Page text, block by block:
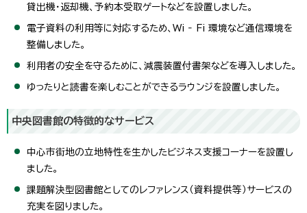
貸出機・返却機、予約本受取ゲートなどを設置しました。
電子資料の利用等に対応するため、Wi ‐ Fi 環境など通信環境を
整備しました。
利用者の安全を守るために、減震装置付書架などを導入しました。
ゆったりと読書を楽しむことができるラウンジを設置しました。
中央図書館の特徴的なサービス
中心市街地の立地特性を生かしたビジネス支援コーナーを設置し
ました。
課題解決型図書館としてのレファレンス（資料提供等）サービスの
充実を図りました。